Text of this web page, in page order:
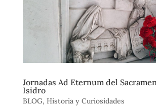
Jornadas Ad Eternum del
Isidro
BLOG, Historia y Curiosidades